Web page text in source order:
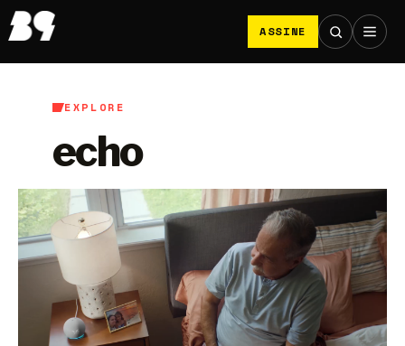
ASSINE
EXPLORE
echo